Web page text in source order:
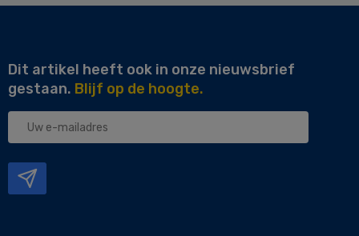
Dit artikel heeft ook in onze nieuwsbrief
gestaan. Blijf op de hoogte.
Uw